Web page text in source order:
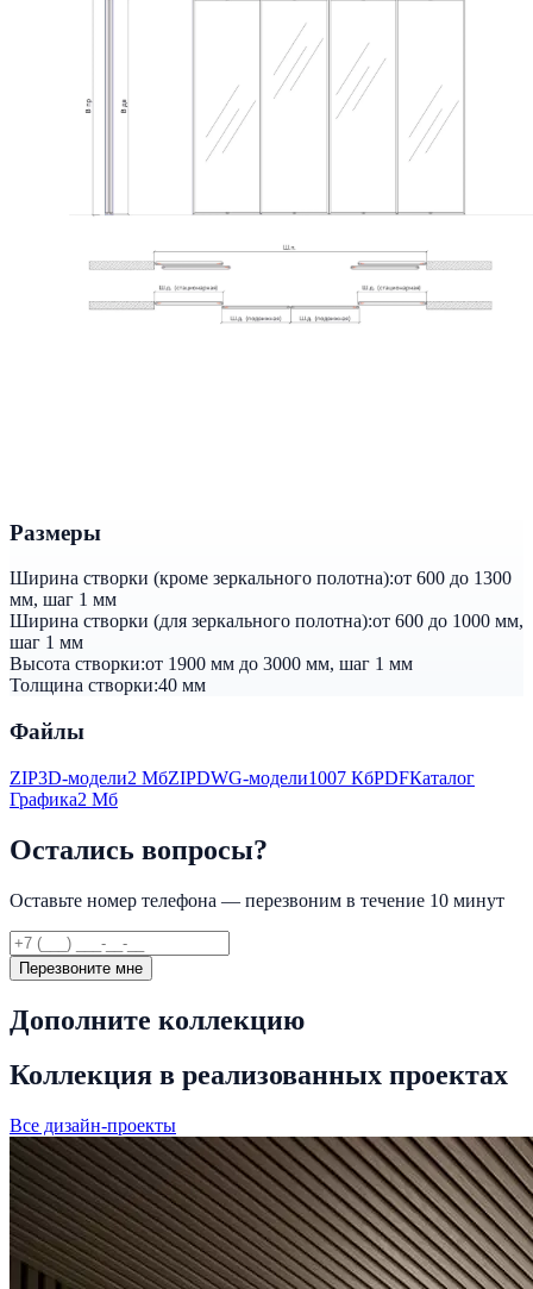
Размеры
Ширина створки (кроме зеркального полотна):от 600 до 1300
мм, шаг 1 мм
Ширина створки (для зеркального полотна):от 600 до 1000 мм,
шаг 1 мм
Высота створки:от 1900 мм до 3000 мм, шаг 1 мм
Толщина створки:40 мм
Файлы
ZIP3D-модели2 МбZIPDWG-модели1007 КбPDFКаталог
Графика2 Мб
Остались вопросы?
Оставьте номер телефона — перезвоним в течение 10 минут
Перезвоните мне
Дополните коллекцию
Коллекция в реализованных проектах
Все дизайн-проекты